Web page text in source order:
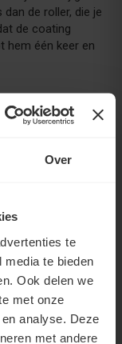
Over
te
te bieden
Ook delen we
met onze
analyse. Deze
met andere
de roller, die je
de coating
hem één keer en
in de